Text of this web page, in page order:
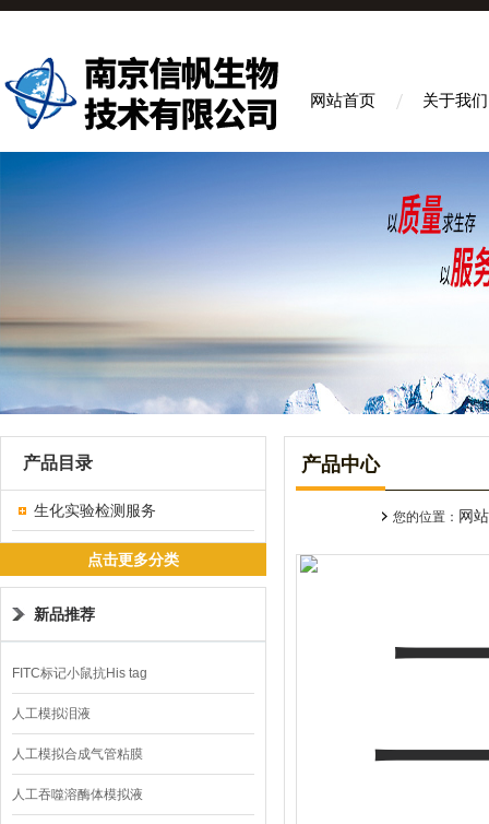
网站首页 关于我们
产品目录
生化实验检测服务
点击更多分类
新品推荐
FITC标记小鼠抗His tag
人工模拟泪液
人工模拟合成气管粘膜
人工吞噬溶酶体模拟液
产品中心
您的位置： 网